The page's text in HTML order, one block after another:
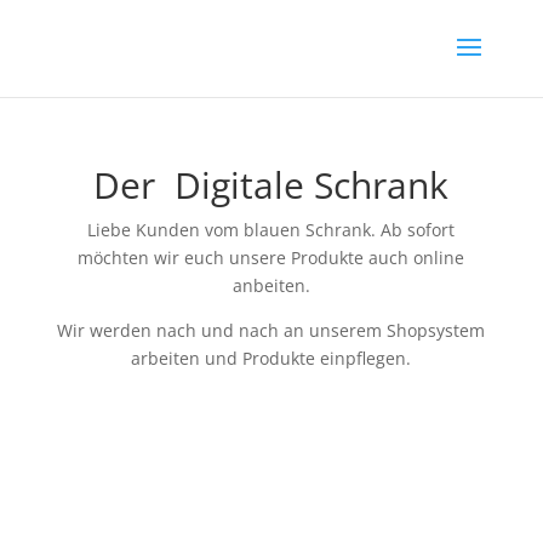
Der Digitale Schrank
Liebe Kunden vom blauen Schrank. Ab sofort
möchten wir euch unsere Produkte auch online
anbeiten.
Wir werden nach und nach an unserem Shopsystem
arbeiten und Produkte einpflegen.